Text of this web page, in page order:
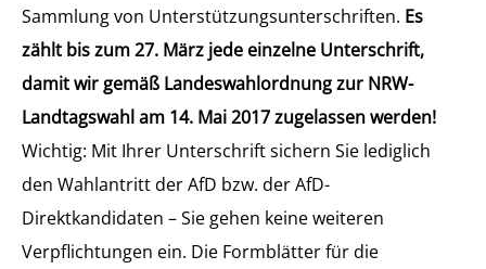
Sammlung von Unterstützungsunterschriften. Es
zählt bis zum 27. März jede einzelne Unterschrift,
damit wir gemäß Landeswahlordnung zur NRW-
Landtagswahl am 14. Mai 2017 zugelassen werden!
Wichtig: Mit Ihrer Unterschrift sichern Sie lediglich
den Wahlantritt der AfD bzw. der AfD-
Direktkandidaten – Sie gehen keine weiteren
Verpflichtungen ein. Die Formblätter für die